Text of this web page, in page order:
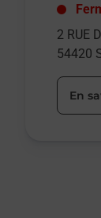
2 RUE
54420
En